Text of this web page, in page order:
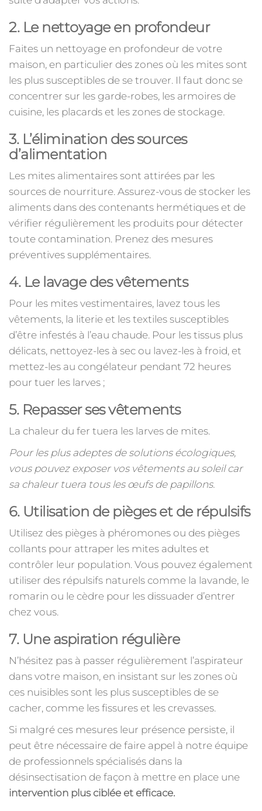
2. Le nettoyage en profondeur
Faites un nettoyage en profondeur de votre
maison, en particulier des zones où les mites sont
les plus susceptibles de se trouver. Il faut donc se
concentrer sur les garde-robes, les armoires de
cuisine, les placards et les zones de stockage.
3. L’élimination des sources
d’alimentation
Les mites alimentaires sont attirées par les
sources de nourriture. Assurez-vous de stocker les
aliments dans des contenants hermétiques et de
vérifier régulièrement les produits pour détecter
toute contamination. Prenez des mesures
préventives supplémentaires.
4. Le lavage des vêtements
Pour les mites vestimentaires, lavez tous les
vêtements, la literie et les textiles susceptibles
d’être infestés à l’eau chaude. Pour les tissus plus
délicats, nettoyez-les à sec ou lavez-les à froid, et
mettez-les au congélateur pendant 72 heures
pour tuer les larves ;
5. Repasser ses vêtements
La chaleur du fer tuera les larves de mites.
Pour les plus adeptes de solutions écologiques,
vous pouvez exposer vos vêtements au soleil car
sa chaleur tuera tous les œufs de papillons.
6. Utilisation de pièges et de répulsifs
Utilisez des pièges à phéromones ou des pièges
collants pour attraper les mites adultes et
contrôler leur population. Vous pouvez également
utiliser des répulsifs naturels comme la lavande, le
romarin ou le cèdre pour les dissuader d’entrer
chez vous.
7. Une aspiration régulière
N’hésitez pas à passer régulièrement l’aspirateur
dans votre maison, en insistant sur les zones où
ces nuisibles sont les plus susceptibles de se
cacher, comme les fissures et les crevasses.
Si malgré ces mesures leur présence persiste, il
peut être nécessaire de faire appel à notre équipe
de professionnels spécialisés dans la
désinsectisation de façon à mettre en place une
intervention plus ciblée et efficace.